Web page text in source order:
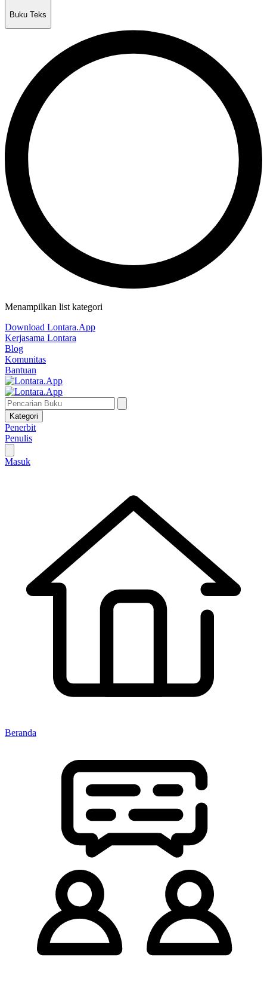
Buku Teks
Menampilkan list kategori
Download Lontara.App
Kerjasama Lontara
Blog
Komunitas
Bantuan
Kategori
Penerbit
Penulis
Masuk
Beranda